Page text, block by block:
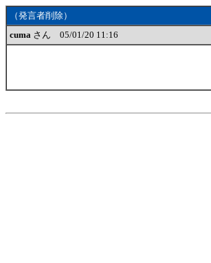
（発言者削除）
cuma さん 05/01/20 11:16